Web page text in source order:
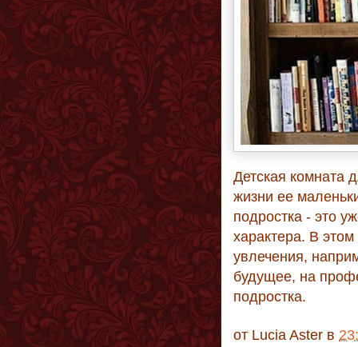
Детская комната
жизни ее
подростка - это
характера. В
увлечения,
будущее, на
подростка.
от Lucia Aster в